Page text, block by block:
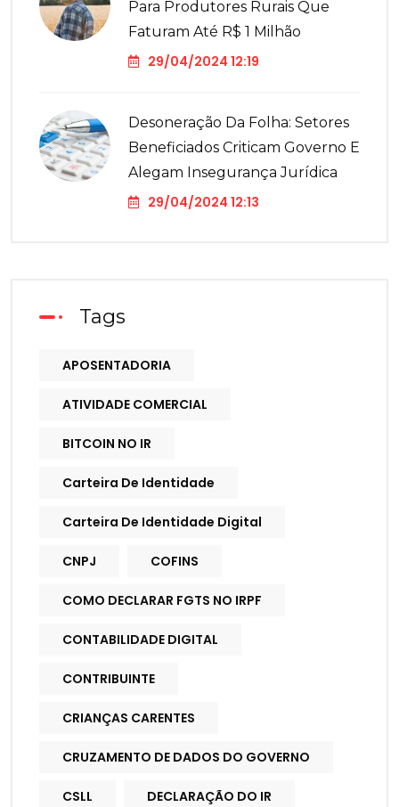
Para Produtores Rurais Que
Faturam Até R$ 1 Milhão
29/04/2024 12:19
Desoneração Da Folha: Setores
Beneficiados Criticam Governo E
Alegam Insegurança Jurídica
29/04/2024 12:13
Tags
APOSENTADORIA
ATIVIDADE COMERCIAL
BITCOIN NO IR
Carteira De Identidade
Carteira De Identidade Digital
CNPJ COFINS
COMO DECLARAR FGTS NO IRPF
CONTABILIDADE DIGITAL
CONTRIBUINTE
CRIANÇAS CARENTES
CRUZAMENTO DE DADOS DO GOVERNO
CSLL DECLARAÇÃO DO IR